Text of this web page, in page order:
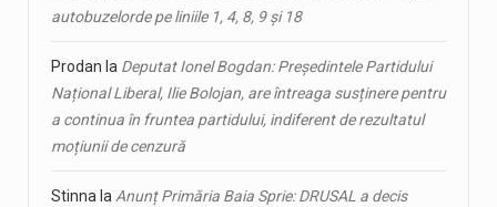
autobuzelorde pe liniile 1, 4, 8, 9 și 18
Prodan la Deputat Ionel Bogdan: Președintele Partidului
Național Liberal, Ilie Bolojan, are întreaga susținere pentru
a continua în fruntea partidului, indiferent de rezultatul
moțiunii de cenzură
Stinna la Anunț Primăria Baia Sprie: DRUSAL a decis